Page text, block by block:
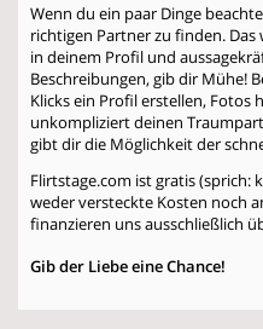
Wenn du ein paar Dinge
richtigen Partner zu finden.
in deinem Profil und
Beschreibungen, gib dir Mühe!
Klicks ein Profil erstellen,
unkompliziert deinen
gibt dir die Möglichkeit der
Flirtstage.com ist gratis (sprich:
weder versteckte Kosten noch
finanzieren uns ausschließlich
Gib der Liebe eine Chance!